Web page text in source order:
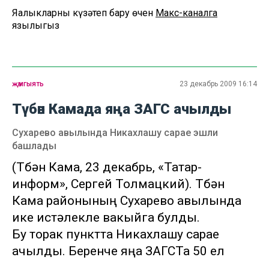
Яңалыкларны күзәтеп бару өчен Макс-каналга
язылыгыз
җәмгыять 23 декабрь 2009 16:14
Түбән Камада яңа ЗАГС ачылды
Сухарево авылында Никахлашу сарае эшли
башлады
(Түбән Кама, 23 декабрь, «Татар-
информ», Сергей Толмацкий). Түбән
Кама районының Сухарево авылында
ике истәлекле вакыйга булды.
Бу торак пунктта Никахлашу сарае
ачылды. Беренче яңа ЗАГСТа 50 ел